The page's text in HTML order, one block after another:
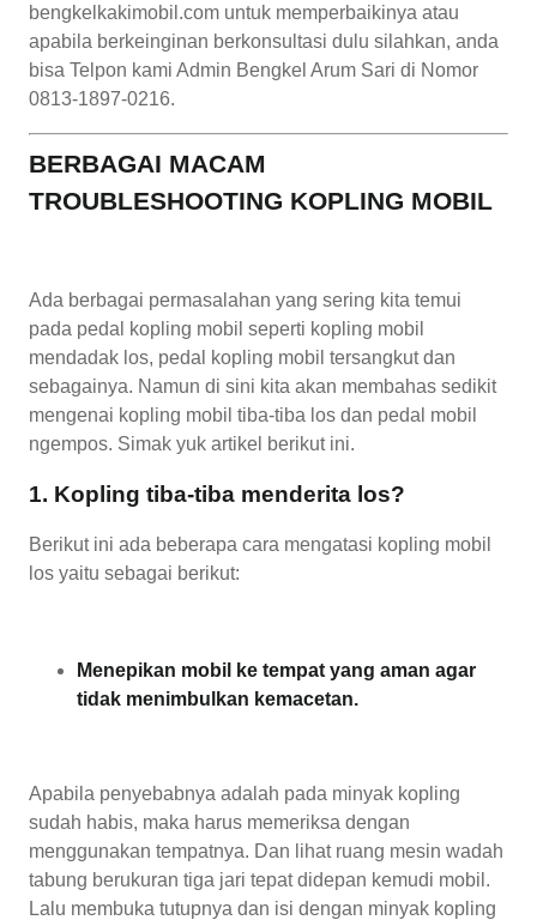
bengkelkakimobil.com untuk memperbaikinya atau
apabila berkeinginan berkonsultasi dulu silahkan, anda
bisa Telpon kami Admin Bengkel Arum Sari di Nomor
0813-1897-0216.
BERBAGAI MACAM
TROUBLESHOOTING KOPLING MOBIL
Ada berbagai permasalahan yang sering kita temui
pada pedal kopling mobil seperti kopling mobil
mendadak los, pedal kopling mobil tersangkut dan
sebagainya. Namun di sini kita akan membahas sedikit
mengenai kopling mobil tiba-tiba los dan pedal mobil
ngempos. Simak yuk artikel berikut ini.
1. Kopling tiba-tiba menderita los?
Berikut ini ada beberapa cara mengatasi kopling mobil
los yaitu sebagai berikut:
Menepikan mobil ke tempat yang aman agar
tidak menimbulkan kemacetan.
Apabila penyebabnya adalah pada minyak kopling
sudah habis, maka harus memeriksa dengan
menggunakan tempatnya. Dan lihat ruang mesin wadah
tabung berukuran tiga jari tepat didepan kemudi mobil.
Lalu membuka tutupnya dan isi dengan minyak kopling